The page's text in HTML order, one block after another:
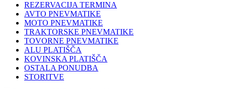
REZERVACIJA TERMINA
AVTO PNEVMATIKE
MOTO PNEVMATIKE
TRAKTORSKE PNEVMATIKE
TOVORNE PNEVMATIKE
ALU PLATIŠČA
KOVINSKA PLATIŠČA
OSTALA PONUDBA
STORITVE